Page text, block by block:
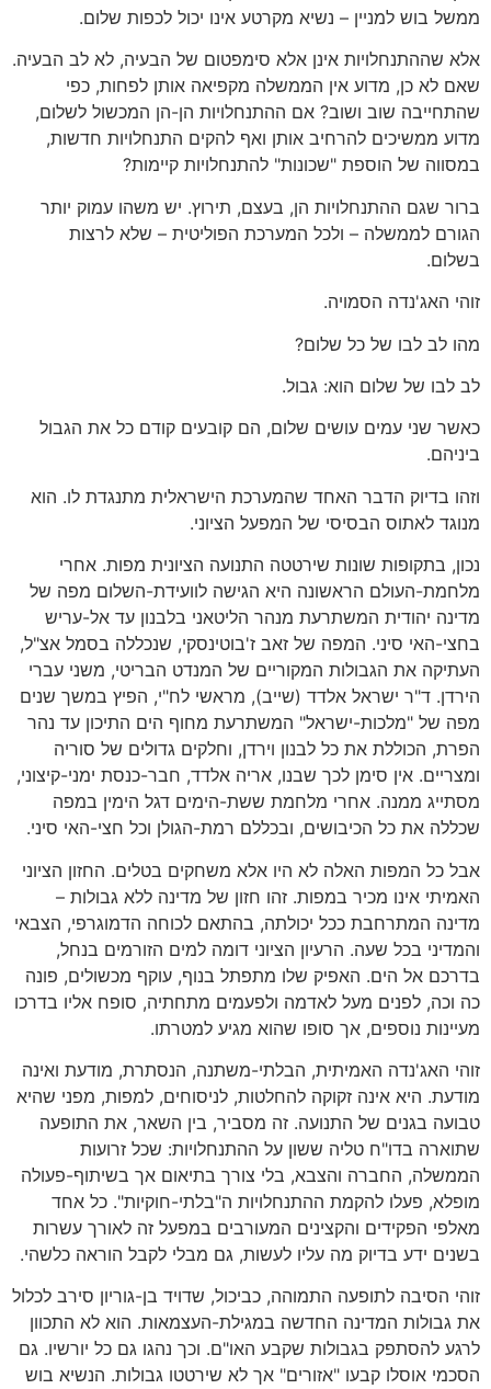
ממשל בוש למניין – נשיא מקרטע אינו יכול לכפות שלום.
אלא שההתנחלויות אינן אלא סימפטום של הבעיה, לא לב הבעיה.
שאם לא כן, מדוע אין הממשלה מקפיאה אותן לפחות, כפי
שהתחייבה שוב ושוב? אם ההתנחלויות הן-הן המכשול לשלום,
מדוע ממשיכים להרחיב אותן ואף להקים התנחלויות חדשות,
במסווה של הוספת "שכונות" להתנחלויות קיימות?
ברור שגם ההתנחלויות הן, בעצם, תירוץ. יש משהו עמוק יותר
הגורם לממשלה – ולכל המערכת הפוליטית – שלא לרצות
בשלום.
זוהי האג'נדה הסמויה.
מהו לב לבו של כל שלום?
לב לבו של שלום הוא: גבול.
כאשר שני עמים עושים שלום, הם קובעים קודם כל את הגבול
ביניהם.
וזהו בדיוק הדבר האחד שהמערכת הישראלית מתנגדת לו. הוא
מנוגד לאתוס הבסיסי של המפעל הציוני.
נכון, בתקופות שונות שירטטה התנועה הציונית מפות. אחרי
מלחמת-העולם הראשונה היא הגישה לוועידת-השלום מפה של
מדינה יהודית המשתרעת מנהר הליטאני בלבנון עד אל-עריש
בחצי-האי סיני. המפה של זאב ז'בוטינסקי, שנכללה בסמל אצ"ל,
העתיקה את הגבולות המקוריים של המנדט הבריטי, משני עברי
הירדן. ד"ר ישראל אלדד (שייב), מראשי לח"י, הפיץ במשך שנים
מפה של "מלכות-ישראל" המשתרעת מחוף הים התיכון עד נהר
הפרת, הכוללת את כל לבנון וירדן, וחלקים גדולים של סוריה
ומצריים. אין סימן לכך שבנו, אריה אלדד, חבר-כנסת ימני-קיצוני,
מסתייג ממנה. אחרי מלחמת ששת-הימים דגל הימין במפה
שכללה את כל הכיבושים, ובכללם רמת-הגולן וכל חצי-האי סיני.
אבל כל המפות האלה לא היו אלא משחקים בטלים. החזון הציוני
האמיתי אינו מכיר במפות. זהו חזון של מדינה ללא גבולות –
מדינה המתרחבת ככל יכולתה, בהתאם לכוחה הדמוגרפי, הצבאי
והמדיני בכל שעה. הרעיון הציוני דומה למים הזורמים בנחל,
בדרכם אל הים. האפיק שלו מתפתל בנוף, עוקף מכשולים, פונה
כה וכה, לפנים מעל לאדמה ולפעמים מתחתיה, סופח אליו בדרכו
מעיינות נוספים, אך סופו שהוא מגיע למטרתו.
זוהי האג'נדה האמיתית, הבלתי-משתנה, הנסתרת, מודעת ואינה
מודעת. היא אינה זקוקה להחלטות, לניסוחים, למפות, מפני שהיא
טבועה בגנים של התנועה. זה מסביר, בין השאר, את התופעה
שתוארה בדו"ח טליה ששון על ההתנחלויות: שכל זרועות
הממשלה, החברה והצבא, בלי צורך בתיאום אך בשיתוף-פעולה
מופלא, פעלו להקמת ההתנחלויות ה"בלתי-חוקיות". כל אחד
מאלפי הפקידים והקצינים המעורבים במפעל זה לאורך עשרות
בשנים ידע בדיוק מה עליו לעשות, גם מבלי לקבל הוראה כלשהי.
זוהי הסיבה לתופעה התמוהה, כביכול, שדויד בן-גוריון סירב לכלול
את גבולות המדינה החדשה במגילת-העצמאות. הוא לא התכוון
לרגע להסתפק בגבולות שקבע האו"ם. וכך נהגו גם כל יורשיו. גם
הסכמי אוסלו קבעו "אזורים" אך לא שירטטו גבולות. הנשיא בוש